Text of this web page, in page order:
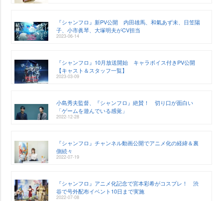
『シャンフロ』新PV公開 内田雄馬、和氣あず未、日笠陽
子、小市眞琴、大塚明夫がCV担当
2023-06-14
『シャンフロ』10月放送開始 キャラボイス付きPV公開
【キャスト＆スタッフ一覧】
2023-03-09
小島秀夫監督、『シャンフロ』絶賛！ 切り口が面白い
「ゲームを遊んでいる感覚」
2022-12-28
『シャンフロ』チャンネル動画公開でアニメ化の経緯＆裏
側続々
2022-07-19
『シャンフロ』アニメ化記念で宮本彩希がコスプレ！ 渋
谷で号外配布イベント10日まで実施
2022-07-08